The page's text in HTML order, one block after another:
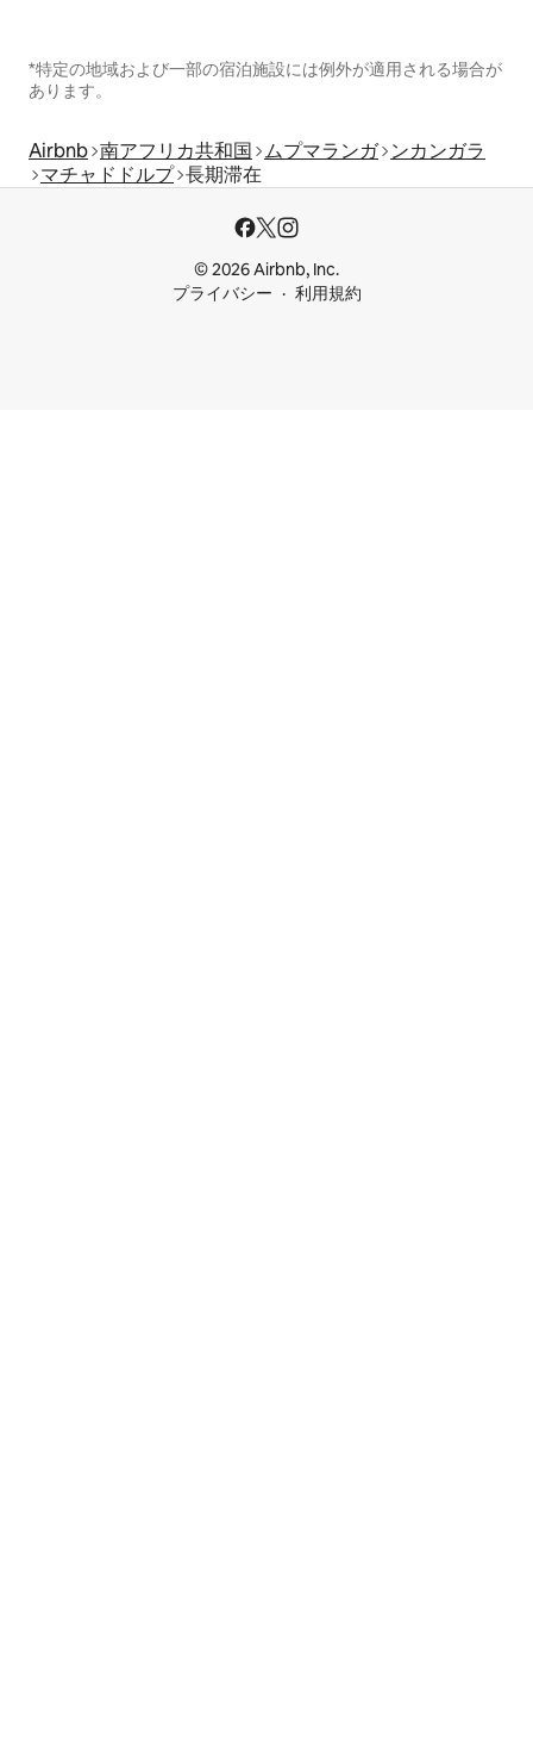
*特定の地域および一部の宿泊施設には例外が適用される場合が
あります。
Airbnb 南アフリカ共和国 ムプマランガ ンカンガラ
マチャドドルプ 長期滞在
© 2026 Airbnb, Inc.
プライバシー
利用規約